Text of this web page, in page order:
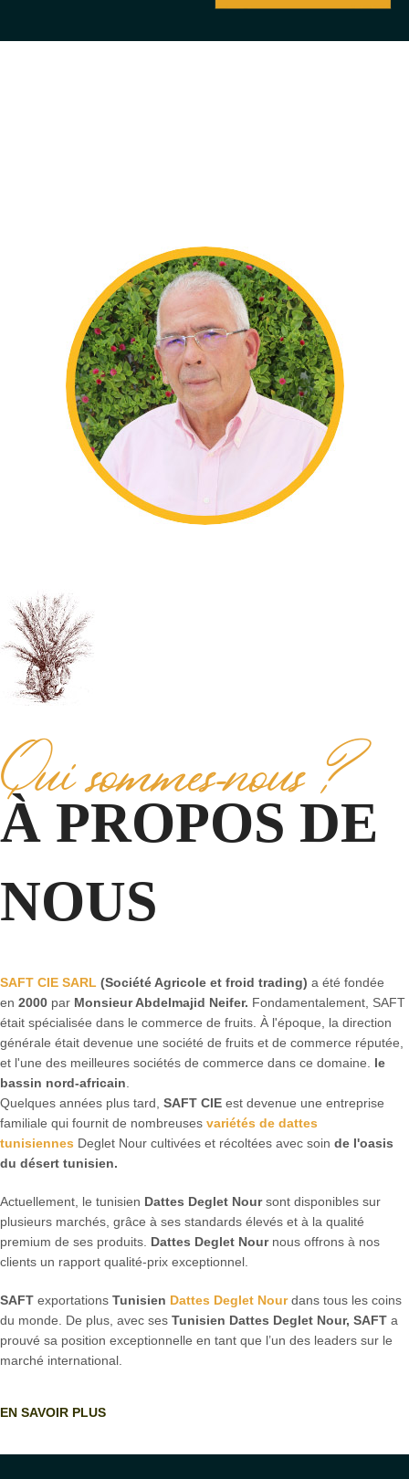
Qui sommes-nous ?
À PROPOS DE
NOUS
SAFT CIE SARL (Société Agricole et froid trading) a été fondée
en 2000 par Monsieur Abdelmajid Neifer. Fondamentalement, SAFT
était spécialisée dans le commerce de fruits. À l'époque, la direction
générale était devenue une société de fruits et de commerce réputée,
et l'une des meilleures sociétés de commerce dans ce domaine. le
bassin nord-africain.
Quelques années plus tard, SAFT CIE est devenue une entreprise
familiale qui fournit de nombreuses variétés de dattes
tunisiennes Deglet Nour cultivées et récoltées avec soin de l'oasis
du désert tunisien.
Actuellement, le tunisien Dattes Deglet Noursont disponibles sur
plusieurs marchés, grâce à ses standards élevés et à la qualité
premium de ses produits. Dattes Deglet Nournous offrons à nos
clients un rapport qualité-prix exceptionnel.
SAFT exportations Tunisien Dattes Deglet Nour dans tous les coins
du monde. De plus, avec ses Tunisien Dattes Deglet Nour, SAFT a
prouvé sa position exceptionnelle en tant que l’un des leaders sur le
marché international.
EN SAVOIR PLUS